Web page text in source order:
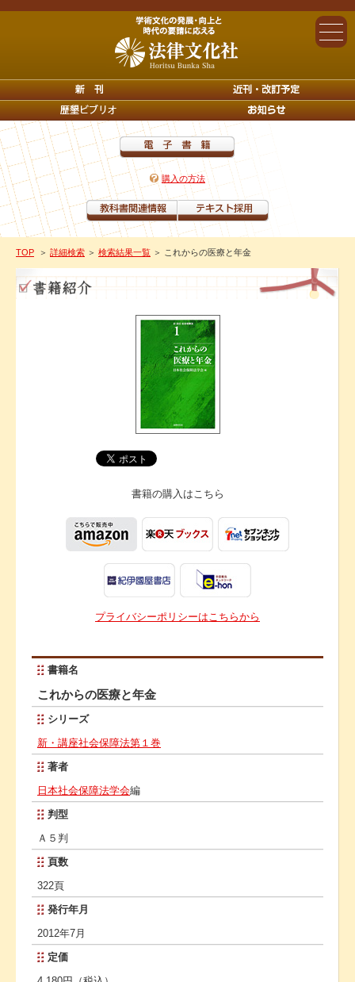
購入の方法
TOP ＞ 詳細検索 ＞ 検索結果一覧 ＞ これからの医療と年金
書籍の購入はこちら
プライバシーポリシーはこちらから
書籍名
これからの医療と年金
シリーズ
新・講座社会保障法第１巻
著者
日本社会保障法学会編
判型
Ａ５判
頁数
322頁
発行年月
2012年7月
定価